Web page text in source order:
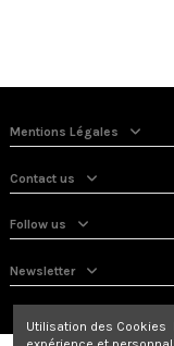
Mentions Légales
Contact us
Follow us
Newsletter
Utilisation des Cookies